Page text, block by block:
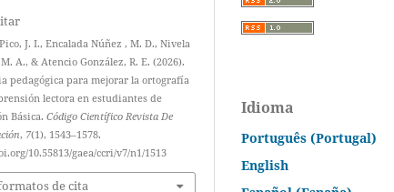
J. I., Encalada Núñez , M. D., Nivela
A., & Atencio González, R. E. (2026).
pedagógica para mejorar la ortografía
lectora en estudiantes de
Básica.Código Científico Revista De
, 7(1), 1543–1578.
10.55813/gaea/ccri/v7/n1/1513
de cita
Idioma
Português (Portugal)
English